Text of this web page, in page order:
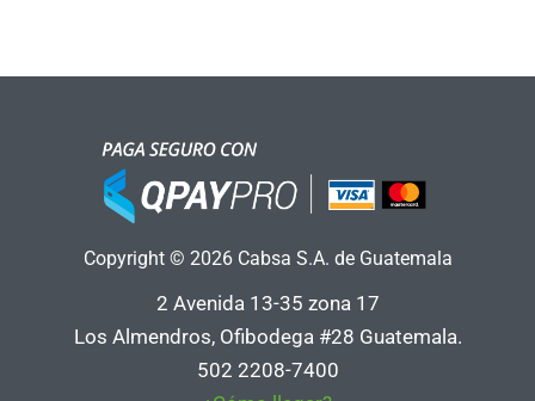
Copyright © 2026 Cabsa S.A. de Guatemala
2 Avenida 13-35 zona 17
Los Almendros, Ofibodega #28 Guatemala.
502 2208-7400